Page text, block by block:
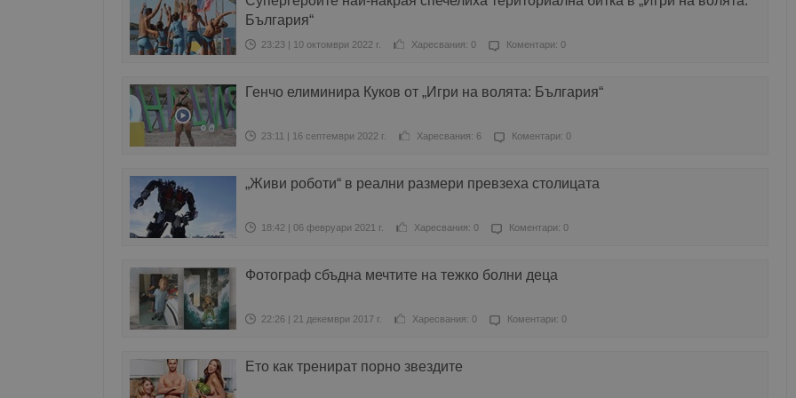
България“
23:23 | 10 октомври 2022 г. Харесвания: 0 Коментари: 0
Генчо елиминира Куков от „Игри на волята: България“
23:11 | 16 септември 2022 г. Харесвания: 6 Коментари: 0
„Живи роботи“ в реални размери превзеха столицата
18:42 | 06 февруари 2021 г. Харесвания: 0 Коментари: 0
Фотограф сбъдна мечтите на тежко болни деца
22:26 | 21 декември 2017 г. Харесвания: 0 Коментари: 0
Ето как тренират порно звездите